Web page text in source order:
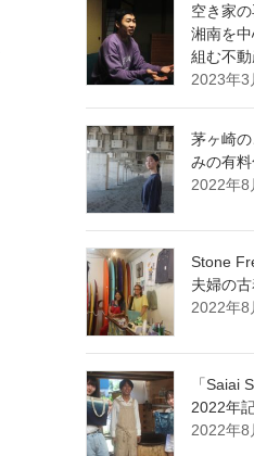
空き家
湘南を
組む不
2023年3
茅ヶ崎
みの有
2022年8
Stone
夫婦の
2022年8
「Saiai
2022年
2022年8